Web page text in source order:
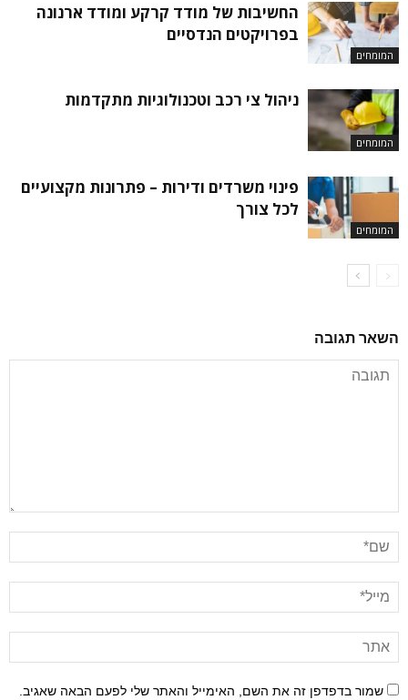
המומחים
החשיבות של מודד קרקע ומודד ארנונה
בפרויקטים הנדסיים
המומחים
ניהול צי רכב וטכנולוגיות מתקדמות
המומחים
פינוי משרדים ודירות – פתרונות מקצועיים
לכל צורך
השאר תגובה
שמור בדפדפן זה את השם, האימייל והאתר שלי לפעם הבאה שאגיב.